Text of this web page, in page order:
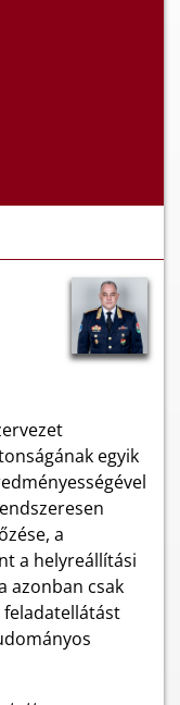
egyik
a
a helyreállítási
azonban csak